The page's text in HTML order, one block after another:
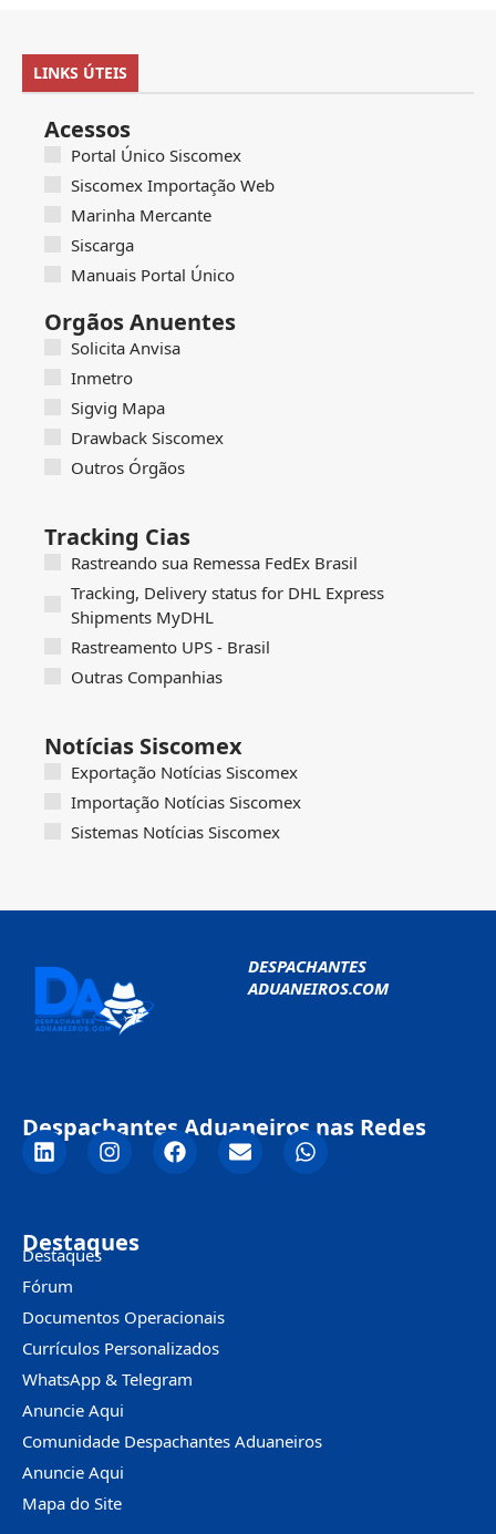
LINKS ÚTEIS
Acessos
Portal Único Siscomex
Siscomex Importação Web
Marinha Mercante
Siscarga
Manuais Portal Único
Orgãos Anuentes
Solicita Anvisa
Inmetro
Sigvig Mapa
Drawback Siscomex
Outros Órgãos
Tracking Cias
Rastreando sua Remessa FedEx Brasil
Tracking, Delivery status for DHL Express
Shipments MyDHL
Rastreamento UPS - Brasil
Outras Companhias
Notícias Siscomex
Exportação Notícias Siscomex
Importação Notícias Siscomex
Sistemas Notícias Siscomex
DESPACHANTES
ADUANEIROS.COM
Despachantes Aduaneiros nas Redes
Destaques
Destaques
Fórum
Documentos Operacionais
Currículos Personalizados
WhatsApp & Telegram
Anuncie Aqui
Comunidade Despachantes Aduaneiros
Anuncie Aqui
Mapa do Site